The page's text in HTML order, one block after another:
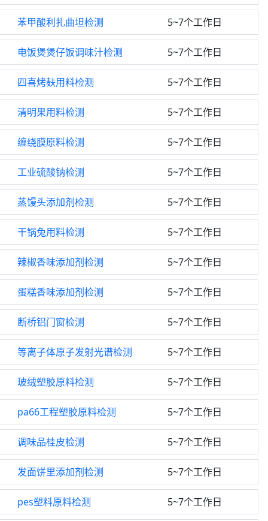
苯甲酸利扎曲坦检测 5~7个工作日
电饭煲煲仔饭调味汁检测 5~7个工作日
四喜烤麸用料检测 5~7个工作日
清明果用料检测 5~7个工作日
缠绕膜原料检测 5~7个工作日
工业硫酸钠检测 5~7个工作日
蒸馒头添加剂检测 5~7个工作日
干锅兔用料检测 5~7个工作日
辣椒香味添加剂检测 5~7个工作日
蛋糕香味添加剂检测 5~7个工作日
断桥铝门窗检测 5~7个工作日
等离子体原子发射光谱检测 5~7个工作日
玻绒塑胶原料检测 5~7个工作日
pa66工程塑胶原料检测 5~7个工作日
调味品桂皮检测 5~7个工作日
发面饼里添加剂检测 5~7个工作日
pes塑料原料检测 5~7个工作日